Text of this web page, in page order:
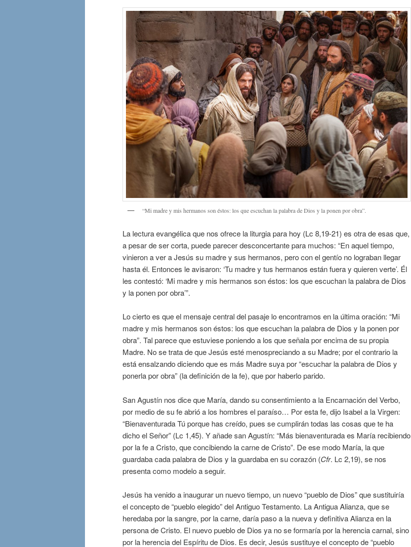
“Mi madre y mis hermanos son éstos: los que escuchan la palabra de Dios y la ponen por obra”.
La lectura evangélica que nos ofrece la liturgia para hoy (Lc 8,19-21) es otra de esas que,
a pesar de ser corta, puede parecer desconcertante para muchos: “En aquel tiempo,
vinieron a ver a Jesús su madre y sus hermanos, pero con el gentío no lograban llegar
hasta él. Entonces le avisaron: ‘Tu madre y tus hermanos están fuera y quieren verte’. Él
les contestó: ‘Mi madre y mis hermanos son éstos: los que escuchan la palabra de Dios
y la ponen por obra’”.
Lo cierto es que el mensaje central del pasaje lo encontramos en la última oración: “Mi
madre y mis hermanos son éstos: los que escuchan la palabra de Dios y la ponen por
obra”. Tal parece que estuviese poniendo a los que señala por encima de su propia
Madre. No se trata de que Jesús esté menospreciando a su Madre; por el contrario la
está ensalzando diciendo que es más Madre suya por “escuchar la palabra de Dios y
ponerla por obra” (la definición de la fe), que por haberlo parido.
San Agustín nos dice que María, dando su consentimiento a la Encarnación del Verbo,
por medio de su fe abrió a los hombres el paraíso… Por esta fe, dijo Isabel a la Virgen:
“Bienaventurada Tú porque has creído, pues se cumplirán todas las cosas que te ha
dicho el Señor” (Lc 1,45). Y añade san Agustín: “Más bienaventurada es María recibiendo
por la fe a Cristo, que concibiendo la carne de Cristo”. De ese modo María, la que
guardaba cada palabra de Dios y la guardaba en su corazón (Cfr. Lc 2,19), se nos
presenta como modelo a seguir.
Jesús ha venido a inaugurar un nuevo tiempo, un nuevo “pueblo de Dios” que sustituiría
el concepto de “pueblo elegido” del Antiguo Testamento. La Antigua Alianza, que se
heredaba por la sangre, por la carne, daría paso a la nueva y definitiva Alianza en la
persona de Cristo. El nuevo pueblo de Dios ya no se formaría por la herencia carnal, sino
por la herencia del Espíritu de Dios. Es decir, Jesús sustituye el concepto de “pueblo